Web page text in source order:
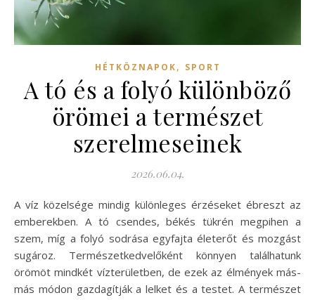
HÉTKÖZNAPOK, SPORT
A tó és a folyó különböző
örömei a természet
szerelmeseinek
2026.06.04.
A víz közelsége mindig különleges érzéseket ébreszt az
emberekben. A tó csendes, békés tükrén megpihen a
szem, míg a folyó sodrása egyfajta életerőt és mozgást
sugároz. Természetkedvelőként könnyen találhatunk
örömöt mindkét vízterületben, de ezek az élmények más-
más módon gazdagítják a lelket és a testet. A természet